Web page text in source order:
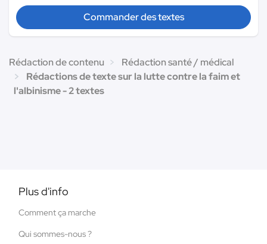
Commander des textes
Rédaction de contenu
Rédaction santé / médical
Rédactions de texte sur la lutte contre la faim et
l'albinisme - 2 textes
Plus d'info
Comment ça marche
Qui sommes-nous ?